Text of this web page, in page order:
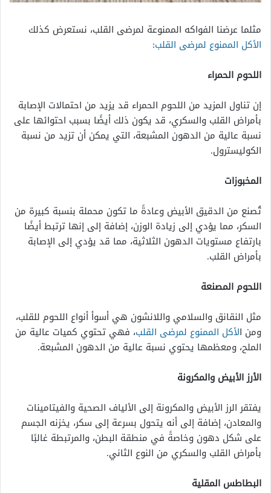
مثلما عرضنا الفواكه الممنوعة لمرضى القلب، نستعرض كذلك
الأكل الممنوع لمرضى القلب:
اللحوم الحمراء
إن تناول المزيد من اللحوم الحمراء قد يزيد من احتمالات الإصابة
بأمراض القلب والسكري، قد يكون ذلك أيضًا بسبب احتوائها على
نسبة عالية من الدهون المشبعة، التي يمكن أن تزيد من نسبة
الكوليسترول.
المخبوزات
تُصنع من الدقيق الأبيض وعادةً ما تكون محملة بنسبة كبيرة من
السكر، مما يؤدي إلى زيادة الوزن، إضافة إلى إنها ترتبط أيضًا
بارتفاع مستويات الدهون الثلاثية، مما قد يؤدي إلى الإصابة
بأمراض القلب.
اللحوم المصنعة
مثل النقانق والسلامي واللانشون هي أسوأ أنواع اللحوم للقلب،
ومن الأكل الممنوع لمرضى القلب، فهي تحتوي كميات عالية من
الملح، ومعظمها يحتوي نسبة عالية من الدهون المشبعة.
الأرز الأبيض والمكرونة
يفتقر الرز الأبيض والمكرونة إلى الألياف الصحية والفيتامينات
والمعادن، إضافة إلى أنه يتحول بسرعة إلى سكر، يخزنه الجسم
على شكل دهون وخاصةً في منطقة البطن، والمرتبطة غالبًا
بأمراض القلب والسكري من النوع الثاني.
البطاطس المقلية